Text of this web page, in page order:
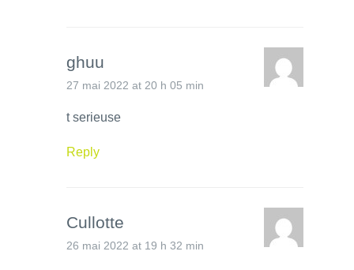
ghuu
27 mai 2022 at 20 h 05 min
t serieuse
Reply
Cullotte
26 mai 2022 at 19 h 32 min